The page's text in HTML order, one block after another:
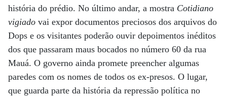
história do prédio. No último andar, a mostra Cotidiano
vigiado vai expor documentos preciosos dos arquivos do
Dops e os visitantes poderão ouvir depoimentos inéditos
dos que passaram maus bocados no número 60 da rua
Mauá. O governo ainda promete preencher algumas
paredes com os nomes de todos os ex-presos. O lugar,
que guarda parte da história da repressão política no